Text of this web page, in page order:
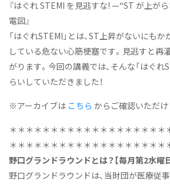
『はぐれ STEMI を見逃すな! —“ST が上が
電図』
「はぐれSTEMI」とは、ST上昇がないにも
している危ない心筋梗塞です。見逃すと再
がります。今回の講義では、そんな「はぐれ
らいしていただきました！
※アーカイブは こちら からご確認いただけ
＊＊＊＊＊＊＊＊＊＊＊＊＊＊＊＊＊＊＊
＊＊＊＊＊＊＊＊＊＊＊＊＊＊＊＊＊＊＊
野口グランドラウンドとは？【毎月第2水曜
野口グランドラウンドは、当財団が医療従